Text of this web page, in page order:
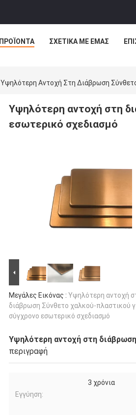
ΠΡΟΪΌΝΤΑ ΣΧΕΤΙΚΆ ΜΕ ΕΜΆΣ
Υψηλότερη Αντοχή Στη Διάβρωση
Υψηλότερη αντοχή στη
εσωτερικό σχεδιασμό
Μεγάλες Εικόνας : Υψηλότερη αντοχή
διάβρωση Σύνθετο χαλκού-πλαστικού
σύγχρονο εσωτερικό σχεδιασμό
Υψηλότερη αντοχή στη
περιγραφή
Εγγύηση:
3 χρόνια